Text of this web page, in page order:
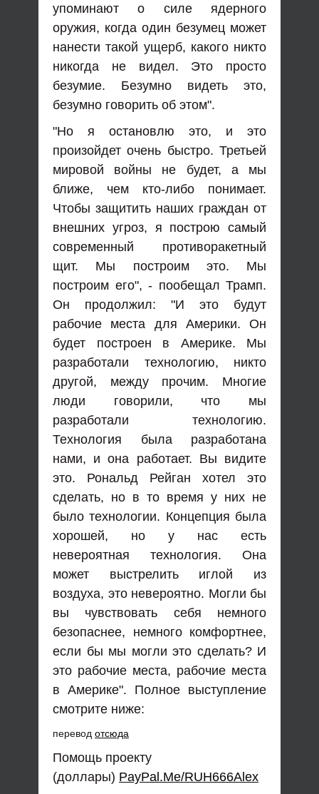
упоминают о силе ядерного
оружия, когда один безумец может
нанести такой ущерб, какого никто
никогда не видел. Это просто
безумие. Безумно видеть это,
безумно говорить об этом".
"Но я остановлю это, и это
произойдет очень быстро. Третьей
мировой войны не будет, а мы
ближе, чем кто-либо понимает.
Чтобы защитить наших граждан от
внешних угроз, я построю самый
современный противоракетный
щит. Мы построим это. Мы
построим его", - пообещал Трамп.
Он продолжил: "И это будут
рабочие места для Америки. Он
будет построен в Америке. Мы
разработали технологию, никто
другой, между прочим. Многие
люди говорили, что мы
разработали технологию.
Технология была разработана
нами, и она работает. Вы видите
это. Рональд Рейган хотел это
сделать, но в то время у них не
было технологии. Концепция была
хорошей, но у нас есть
невероятная технология. Она
может выстрелить иглой из
воздуха, это невероятно. Могли бы
вы чувствовать себя немного
безопаснее, немного комфортнее,
если бы мы могли это сделать? И
это рабочие места, рабочие места
в Америке". Полное выступление
смотрите ниже:
перевод отсюда
Помощь проекту
(доллары) PayPal.Me/RUH666Alex